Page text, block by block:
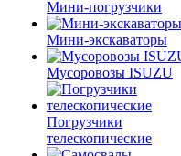
Мини-погрузчики
Мини-экскаваторы
Мусоровозы ISUZU
Погрузчики
телескопические